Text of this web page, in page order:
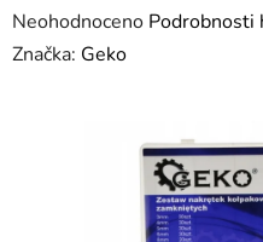
Průměrné
hodnocení
Neohodnoceno Podrobnosti
Značka: Geko